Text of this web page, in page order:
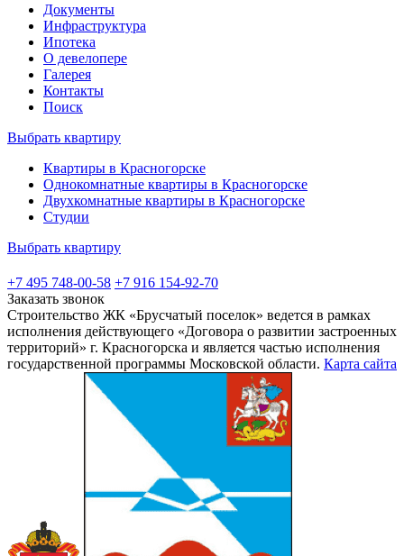
Документы
Инфраструктура
Ипотека
О девелопере
Галерея
Контакты
Поиск
Выбрать квартиру
Квартиры в Красногорске
Однокомнатные квартиры в Красногорске
Двухкомнатные квартиры в Красногорске
Студии
Выбрать квартиру
+7 495 748-00-58 +7 916 154-92-70
Заказать звонок
Строительство ЖК «Брусчатый поселок» ведется в рамках
исполнения действующего «Договора о развитии застроенных
территорий» г. Красногорска и является частью исполнения
государственной программы Московской области. Карта сайта